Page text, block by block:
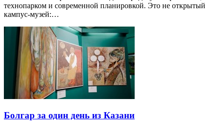
технопарком и современной планировкой. Это не открытый
кампус-музей:…
Болгар за один день из Казани